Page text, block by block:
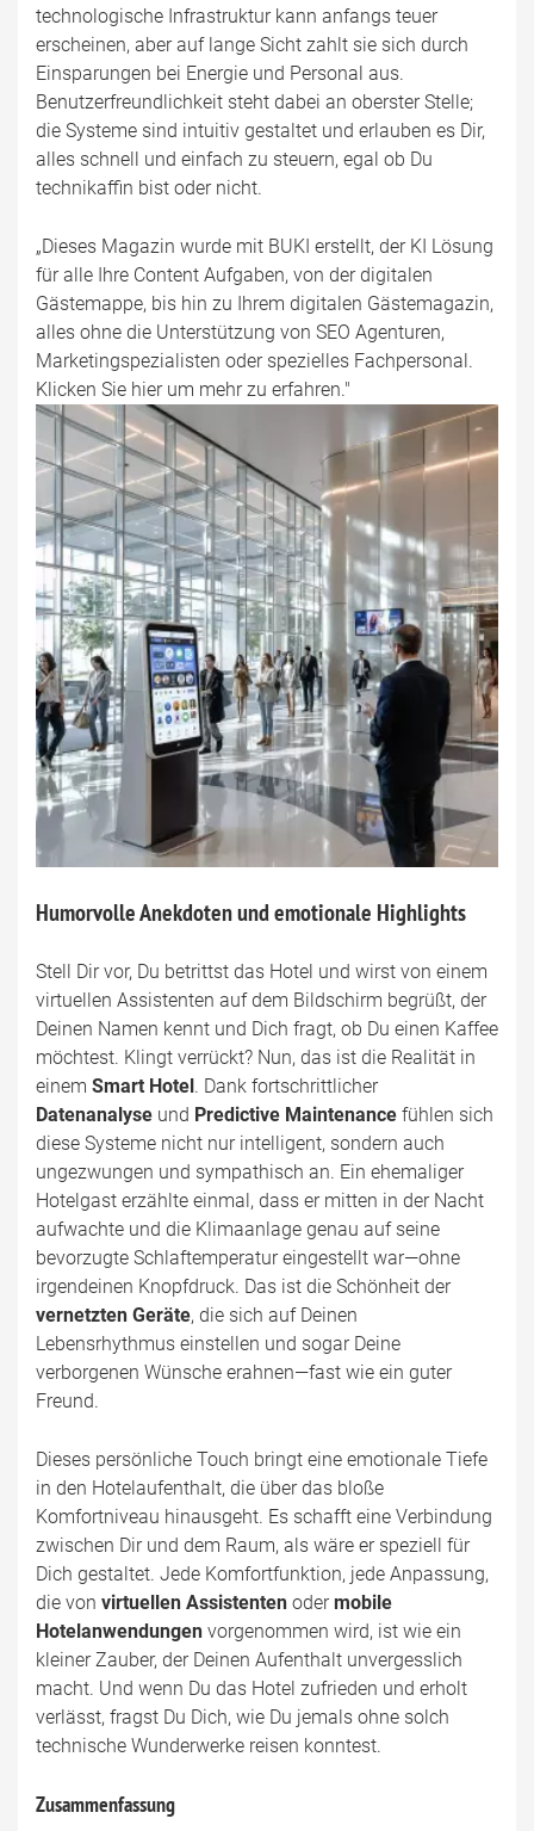
technologische Infrastruktur kann anfangs teuer
erscheinen, aber auf lange Sicht zahlt sie sich durch
Einsparungen bei Energie und Personal aus.
Benutzerfreundlichkeit steht dabei an oberster Stelle;
die Systeme sind intuitiv gestaltet und erlauben es Dir,
alles schnell und einfach zu steuern, egal ob Du
technikaffin bist oder nicht.
„Dieses Magazin wurde mit BUKI erstellt, der KI Lösung
für alle Ihre Content Aufgaben, von der digitalen
Gästemappe, bis hin zu Ihrem digitalen Gästemagazin,
alles ohne die Unterstützung von SEO Agenturen,
Marketingspezialisten oder spezielles Fachpersonal.
Klicken Sie hier um mehr zu erfahren."
Humorvolle Anekdoten und emotionale Highlights
Stell Dir vor, Du betrittst das Hotel und wirst von einem
virtuellen Assistenten auf dem Bildschirm begrüßt, der
Deinen Namen kennt und Dich fragt, ob Du einen Kaffee
möchtest. Klingt verrückt? Nun, das ist die Realität in
einem Smart Hotel. Dank fortschrittlicher
Datenanalyse und Predictive Maintenance fühlen sich
diese Systeme nicht nur intelligent, sondern auch
ungezwungen und sympathisch an. Ein ehemaliger
Hotelgast erzählte einmal, dass er mitten in der Nacht
aufwachte und die Klimaanlage genau auf seine
bevorzugte Schlaftemperatur eingestellt war—ohne
irgendeinen Knopfdruck. Das ist die Schönheit der
vernetzten Geräte, die sich auf Deinen
Lebensrhythmus einstellen und sogar Deine
verborgenen Wünsche erahnen—fast wie ein guter
Freund.
Dieses persönliche Touch bringt eine emotionale Tiefe
in den Hotelaufenthalt, die über das bloße
Komfortniveau hinausgeht. Es schafft eine Verbindung
zwischen Dir und dem Raum, als wäre er speziell für
Dich gestaltet. Jede Komfortfunktion, jede Anpassung,
die von virtuellen Assistenten odermobile
Hotelanwendungen vorgenommen wird, ist wie ein
kleiner Zauber, der Deinen Aufenthalt unvergesslich
macht. Und wenn Du das Hotel zufrieden und erholt
verlässt, fragst Du Dich, wie Du jemals ohne solch
technische Wunderwerke reisen konntest.
Zusammenfassung